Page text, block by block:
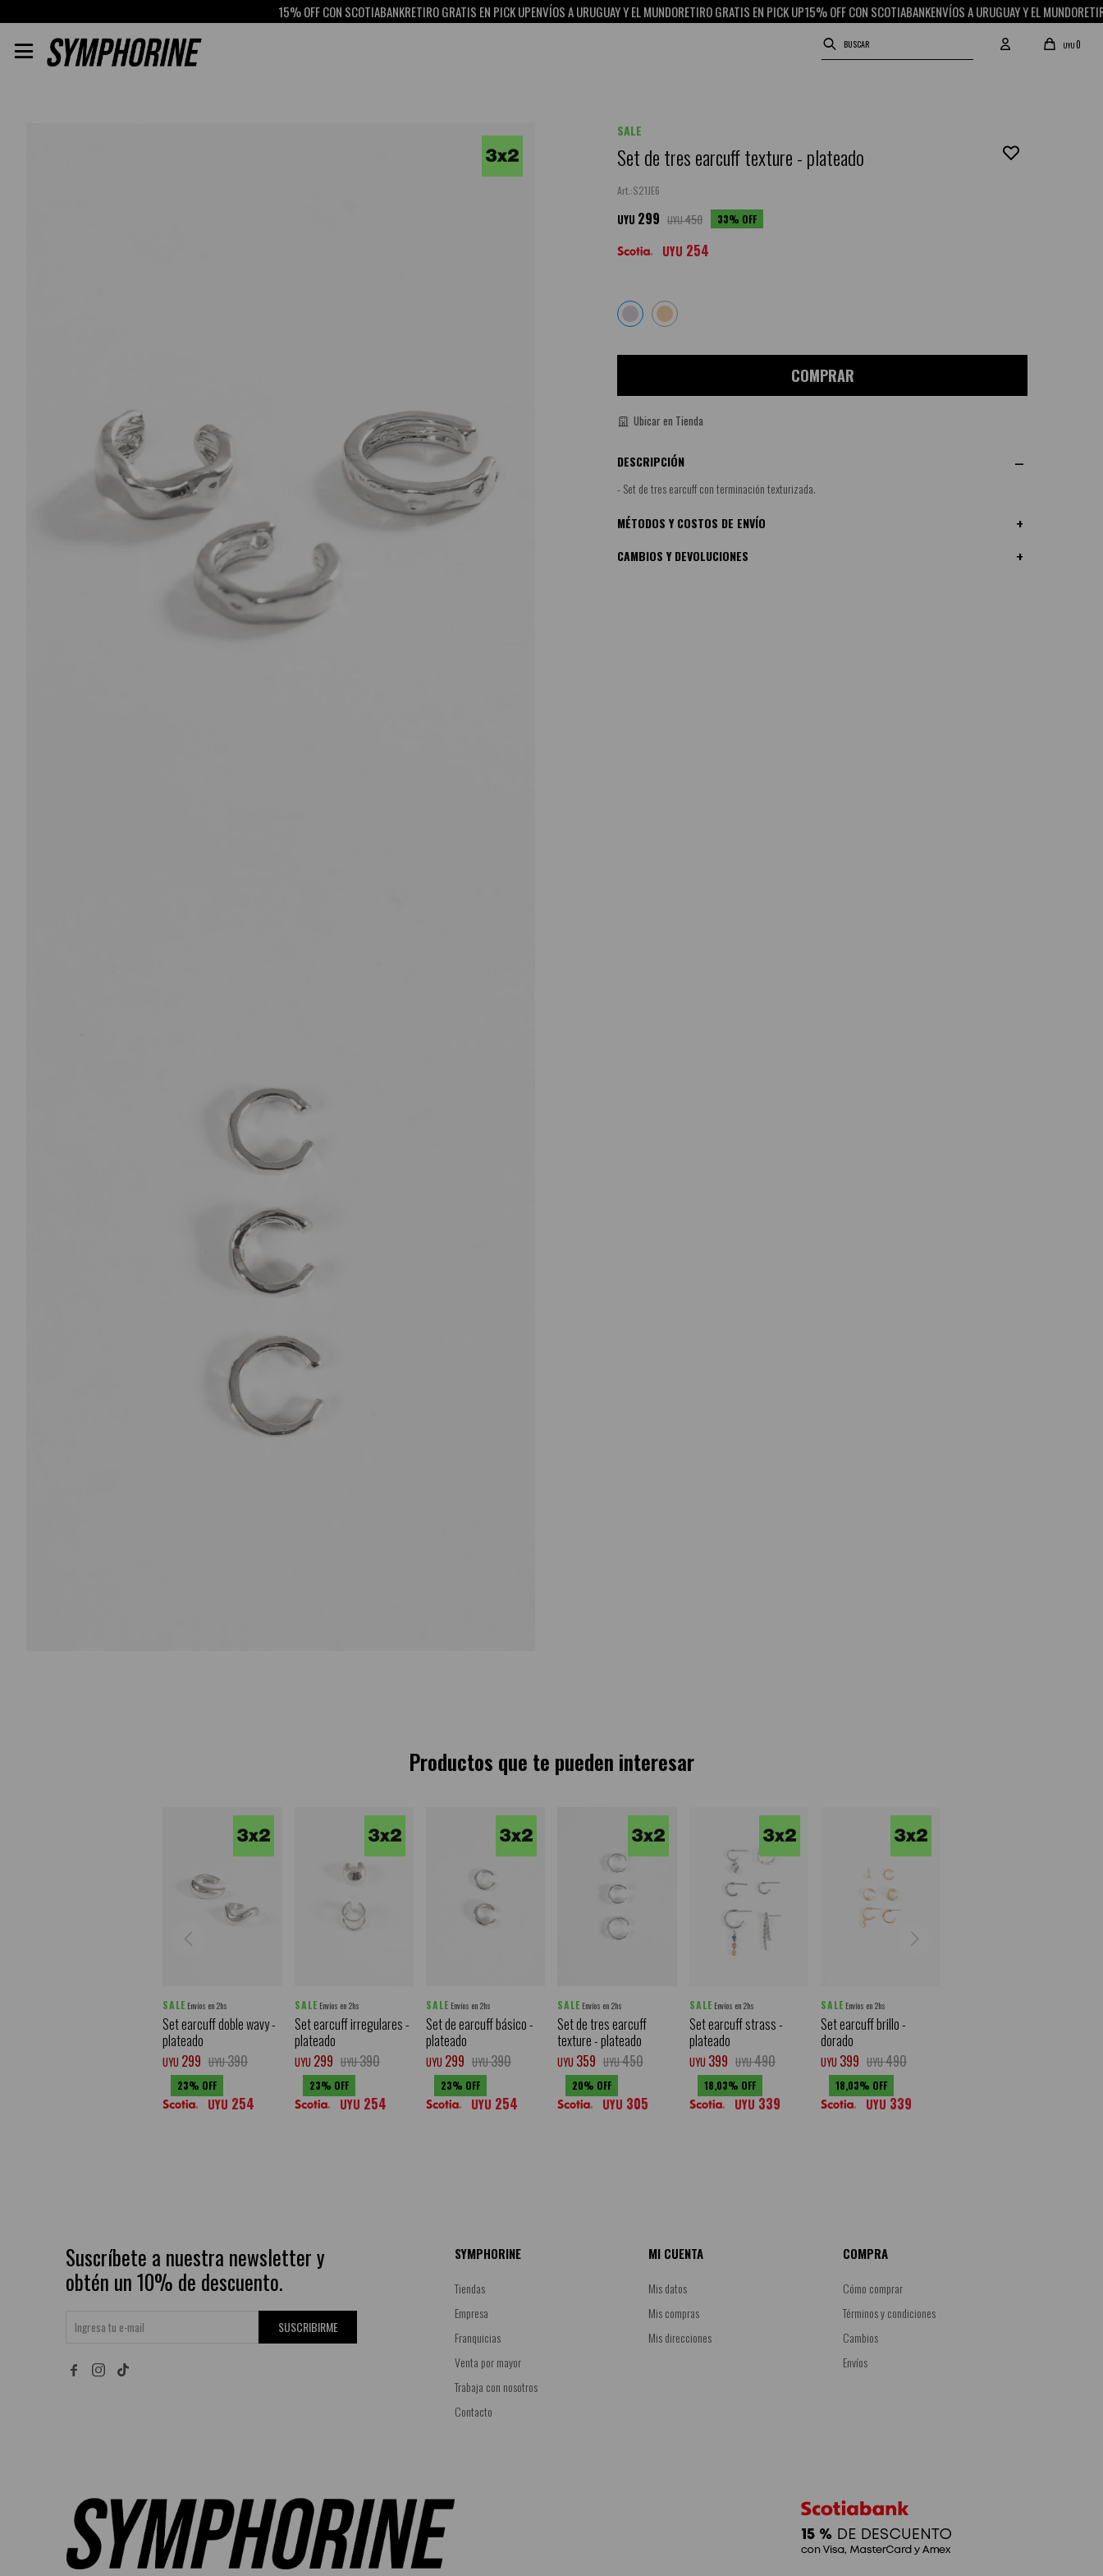
15% OFF CON SCOTIABANKRETIRO GRATIS EN PICK UPENVÍOS A URUGUAY Y EL MUNDORETIRO GRATIS EN PICK UP15% OFF CON SCOTIABANKENVÍOS A URUGUAY Y EL MUNDORETIRO
UYU0

SALE
Set de tres earcuff texture - plateado
S21JE6
UYU 299 UYU450 33
UYU 254
COMPRAR
Ubicar en Tienda
DESCRIPCIÓN
- Set de tres earcuff con terminación texturizada.
MÉTODOS Y COSTOS DE ENVÍO
CAMBIOS Y DEVOLUCIONES
Productos que te pueden interesar
SALE Envíos en 2hs
Set earcuff doble wavy -
plateado
UYU 299 UYU390
23
UYU 254
SALE Envíos en 2hs
Set earcuff irregulares -
plateado
UYU 299 UYU390
23
UYU 254
SALE Envíos en 2hs
Set de earcuff básico -
plateado
UYU 299 UYU390
23
UYU 254
SALE Envíos en 2hs
Set de tres earcuff
texture - plateado
UYU 359 UYU450
20
UYU 305
SALE Envíos en 2hs
Set earcuff strass -
plateado
UYU 399 UYU490
18,03
UYU 339
SALE Envíos en 2hs
Set earcuff brillo -
dorado
UYU 399 UYU490
18,03
UYU 339
Suscríbete a nuestra newsletter y
obtén un 10% de descuento.
SUSCRIBIRME
 
SYMPHORINE
Tiendas
Empresa
Franquicias
Venta por mayor
Trabaja con nosotros
Contacto
MI CUENTA
Mis datos
Mis compras
Mis direcciones
COMPRA
Cómo comprar
Términos y condiciones
Cambios
Envíos